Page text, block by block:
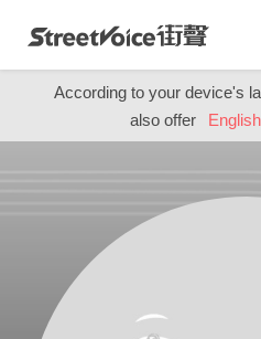
According to your device's
also offer